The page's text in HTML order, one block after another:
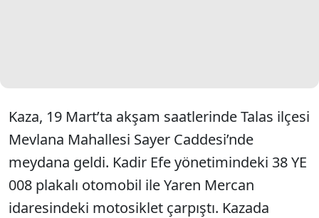
Kaza, 19 Mart’ta akşam saatlerinde Talas ilçesi
Mevlana Mahallesi Sayer Caddesi’nde
meydana geldi. Kadir Efe yönetimindeki 38 YE
008 plakalı otomobil ile Yaren Mercan
idaresindeki motosiklet çarpıştı. Kazada